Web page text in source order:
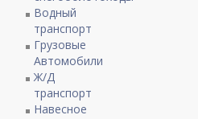
Водный
транспорт
Грузовые
Автомобили
Ж/Д
транспорт
Навесное